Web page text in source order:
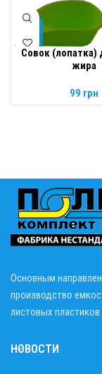
Совок (лопатка)
жира
99 грн
Основным
производство
листовых пластиков.
НОВОСТИ